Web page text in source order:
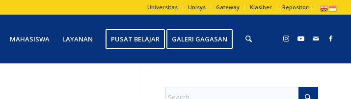
Universitas Unisys Gateway Klasiber Repositori
MAHASISWA LAYANAN PUSAT BELAJAR GALERI GAGASAN